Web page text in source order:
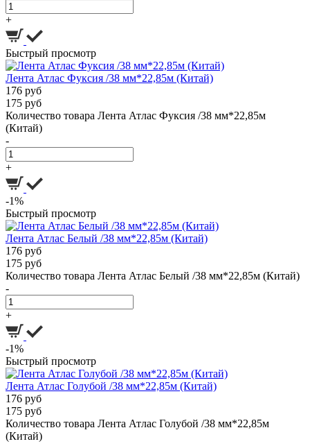
+
Быстрый просмотр
Лента Атлас Фуксия /38 мм*22,85м (Китай)
176 руб
175 руб
Количество товара Лента Атлас Фуксия /38 мм*22,85м
(Китай)
-
+
-1%
Быстрый просмотр
Лента Атлас Белый /38 мм*22,85м (Китай)
176 руб
175 руб
Количество товара Лента Атлас Белый /38 мм*22,85м (Китай)
-
+
-1%
Быстрый просмотр
Лента Атлас Голубой /38 мм*22,85м (Китай)
176 руб
175 руб
Количество товара Лента Атлас Голубой /38 мм*22,85м
(Китай)